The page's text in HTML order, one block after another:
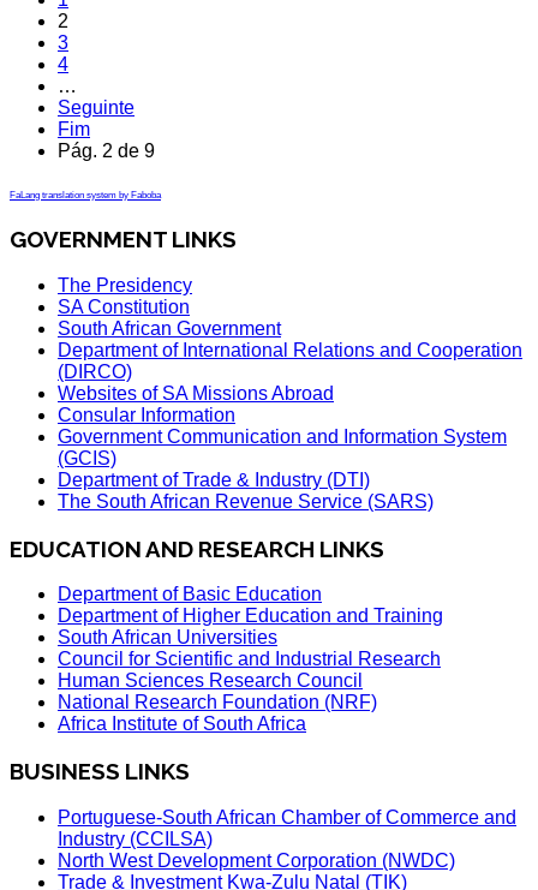
2
3
4
…
Seguinte
Fim
Pág. 2 de 9
FaLang translation system by Faboba
GOVERNMENT LINKS
The Presidency
SA Constitution
South African Government
Department of International Relations and Cooperation
(DIRCO)
Websites of SA Missions Abroad
Consular Information
Government Communication and Information System
(GCIS)
Department of Trade & Industry (DTI)
The South African Revenue Service (SARS)
EDUCATION AND RESEARCH LINKS
Department of Basic Education
Department of Higher Education and Training
South African Universities
Council for Scientific and Industrial Research
Human Sciences Research Council
National Research Foundation (NRF)
Africa Institute of South Africa
BUSINESS LINKS
Portuguese-South African Chamber of Commerce and
Industry (CCILSA)
North West Development Corporation (NWDC)
Trade & Investment Kwa-Zulu Natal (TIK)